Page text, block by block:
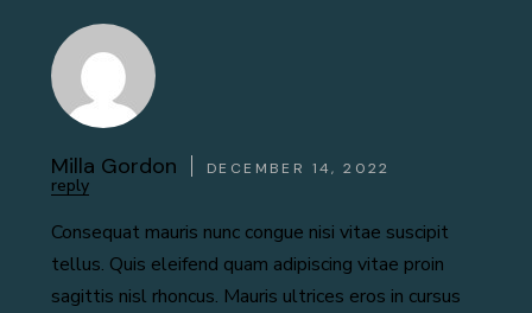
Milla Gordon DECEMBER 14, 2022
reply
Consequat mauris nunc congue nisi vitae suscipit
tellus. Quis eleifend quam adipiscing vitae proin
sagittis nisl rhoncus. Mauris ultrices eros in cursus